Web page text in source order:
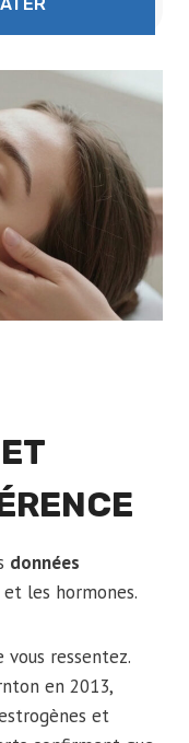
données
les hormones.
vous ressentez.
en 2013,
et